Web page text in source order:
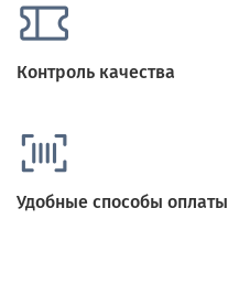
Контроль качества
Удобные способы оплаты